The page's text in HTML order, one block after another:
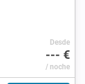
Desde
--- €
/ noche